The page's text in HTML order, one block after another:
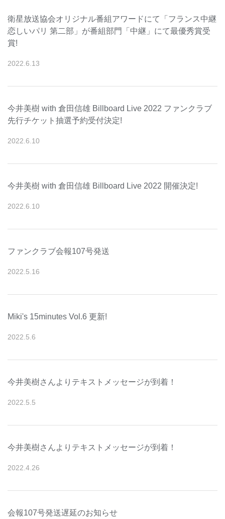
衛星放送協会オリジナル番組アワードにて「フランス中継
恋しいパリ 第二部」が番組部門「中継」にて最優秀賞受
賞!
2022 6 13
今井美樹 with 倉田信雄 Billboard Live 2022 ファンクラブ
先行チケット抽選予約受付決定!
2022 6 10
今井美樹 with 倉田信雄 Billboard Live 2022 開催決定!
2022 6 10
ファンクラブ会報107号発送
2022 5 16
Miki's 15minutes Vol.6 更新!
2022 5 6
今井美樹さんよりテキストメッセージが到着！
2022 5 5
今井美樹さんよりテキストメッセージが到着！
2022 4 26
会報107号発送遅延のお知らせ